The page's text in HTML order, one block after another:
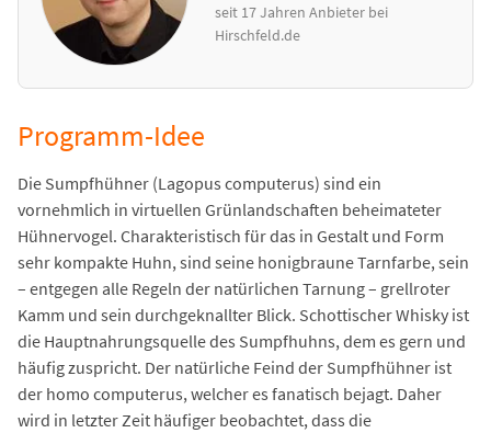
seit 17 Jahren Anbieter bei
Hirschfeld.de
Programm-Idee
Die Sumpfhühner (Lagopus computerus) sind ein
vornehmlich in virtuellen Grünlandschaften beheimateter
Hühnervogel. Charakteristisch für das in Gestalt und Form
sehr kompakte Huhn, sind seine honigbraune Tarnfarbe, sein
– entgegen alle Regeln der natürlichen Tarnung – grellroter
Kamm und sein durchgeknallter Blick. Schottischer Whisky ist
die Hauptnahrungsquelle des Sumpfhuhns, dem es gern und
häufig zuspricht. Der natürliche Feind der Sumpfhühner ist
der homo computerus, welcher es fanatisch bejagt. Daher
wird in letzter Zeit häufiger beobachtet, dass die